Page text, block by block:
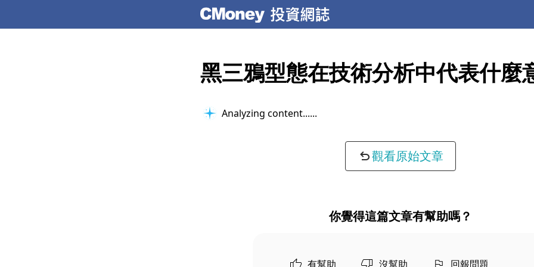
黑三鴉型態在技術分析中代表什麼
Analyzing content...
觀看原始文章
你覺得這篇文章有幫助嗎？
有幫助 沒幫助 回報問題